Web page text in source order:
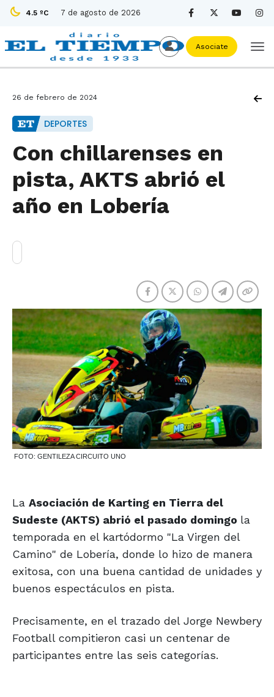
4.5 ºC 7 de agosto de 2026
Asociate
26 de febrero de 2024
DEPORTES
Con chillarenses en
pista, AKTS abrió el
año en Lobería
FOTO: GENTILEZA CIRCUITO UNO
La Asociación de Karting en Tierra del
Sudeste (AKTS) abrió el pasado domingo la
temporada en el kartódormo "La Virgen del
Camino" de Lobería, donde lo hizo de manera
exitosa, con una buena cantidad de unidades y
buenos espectáculos en pista.
Precisamente, en el trazado del Jorge Newbery
Football compitieron casi un centenar de
participantes entre las seis categorías.